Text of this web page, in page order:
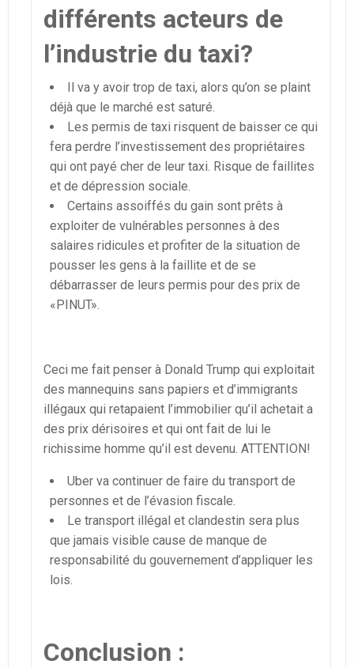
différents acteurs de
l’industrie du taxi?
Il va y avoir trop de taxi, alors qu’on se plaint
déjà que le marché est saturé.
Les permis de taxi risquent de baisser ce qui
fera perdre l’investissement des propriétaires
qui ont payé cher de leur taxi. Risque de faillites
et de dépression sociale.
Certains assoiffés du gain sont prêts à
exploiter de vulnérables personnes à des
salaires ridicules et profiter de la situation de
pousser les gens à la faillite et de se
débarrasser de leurs permis pour des prix de
«PINUT».
Ceci me fait penser à Donald Trump qui exploitait
des mannequins sans papiers et d’immigrants
illégaux qui retapaient l’immobilier qu’il achetait a
des prix dérisoires et qui ont fait de lui le
richissime homme qu’il est devenu. ATTENTION!
Uber va continuer de faire du transport de
personnes et de l’évasion fiscale.
Le transport illégal et clandestin sera plus
que jamais visible cause de manque de
responsabilité du gouvernement d’appliquer les
lois.
Conclusion :